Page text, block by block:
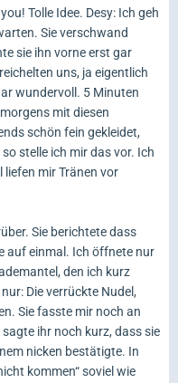
Tolle Idee. Desy: Ich geh
Sie verschwand
sie ihn vorne erst gar
uns, ja eigentlich
wundervoll. 5 Minuten
mit diesen
schön fein gekleidet,
stelle ich mir das vor. Ich
liefen mir Tränen vor
Sie berichtete dass
auf einmal. Ich öffnete nur
den ich kurz
Die verrückte Nudel,
Sie fasste mir noch an
ihr noch kurz, dass sie
nicken bestätigte. In
kommen“ soviel wie